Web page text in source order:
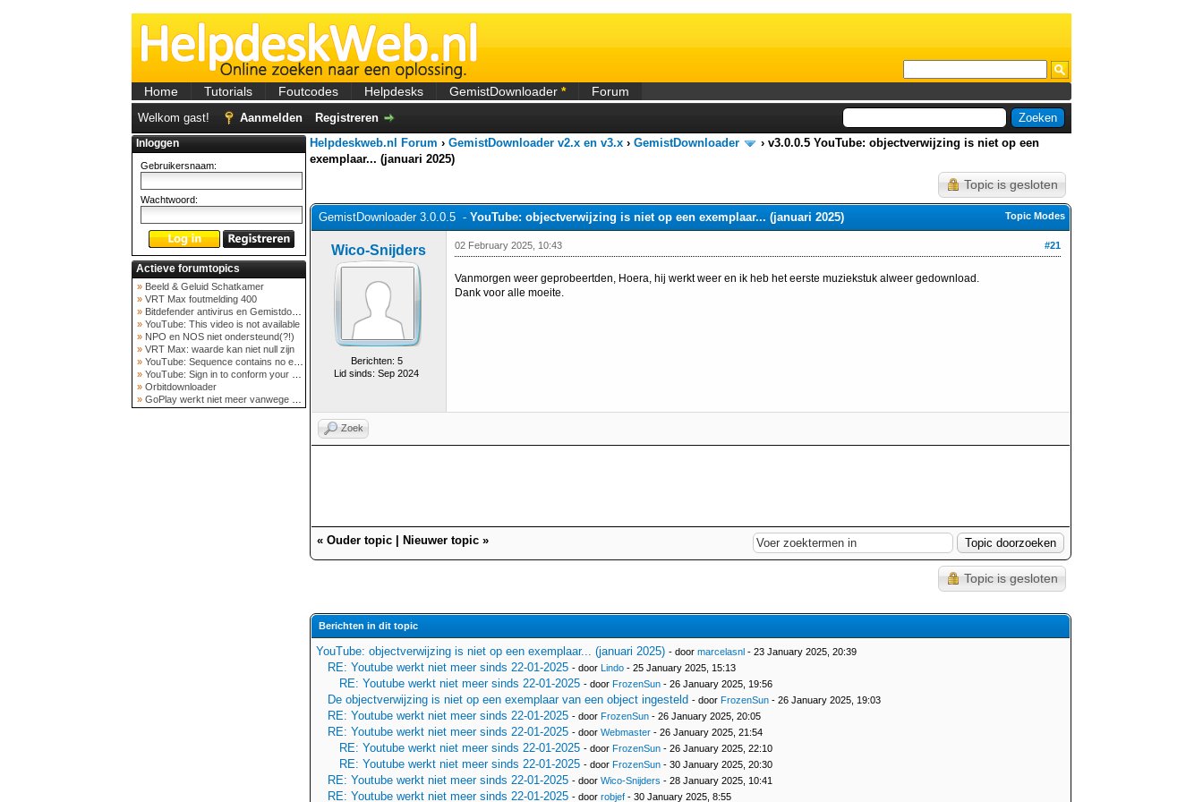
Home Tutorials Foutcodes Helpdesks GemistDownloader * Forum
Welkom gast! Aanmelden Registreren
Inloggen
Gebruikersnaam:
Wachtwoord:
Actieve forumtopics
» Beeld & Geluid Schatkamer
» VRT Max foutmelding 400
» Bitdefender antivirus en Gemistdowloader
» YouTube: This video is not available
» NPO en NOS niet ondersteund(?!)
» VRT Max: waarde kan niet null zijn
» YouTube: Sequence contains no elements
» YouTube: Sign in to conform your not a bot
» Orbitdownloader
» GoPlay werkt niet meer vanwege nieuwe webadres
Helpdeskweb.nl Forum › GemistDownloader v2.x en v3.x › GemistDownloader › v3.0.0.5 YouTube: objectverwijzing is niet op een
exemplaar... (januari 2025)
Topic is gesloten
Topic Modes
GemistDownloader 3.0.0.5 - YouTube: objectverwijzing is niet op een exemplaar... (januari 2025)
Wico-Snijders
Berichten: 5
Lid sinds: Sep 2024
#21
02 February 2025, 10:43
Vanmorgen weer geprobeertden, Hoera, hij werkt weer en ik heb het eerste muziekstuk alweer gedownload.
Dank voor alle moeite.
Zoek
« Ouder topic Nieuwer topic »
Topic is gesloten
Berichten in dit topic
YouTube: objectverwijzing is niet op een exemplaar... (januari 2025) - door marcelasnl - 23 January 2025, 20:39
RE: Youtube werkt niet meer sinds 22-01-2025 - door Lindo - 25 January 2025, 15:13
RE: Youtube werkt niet meer sinds 22-01-2025 - door FrozenSun - 26 January 2025, 19:56
De objectverwijzing is niet op een exemplaar van een object ingesteld - door FrozenSun - 26 January 2025, 19:03
RE: Youtube werkt niet meer sinds 22-01-2025 - door FrozenSun - 26 January 2025, 20:05
RE: Youtube werkt niet meer sinds 22-01-2025 - door Webmaster - 26 January 2025, 21:54
RE: Youtube werkt niet meer sinds 22-01-2025 - door FrozenSun - 26 January 2025, 22:10
RE: Youtube werkt niet meer sinds 22-01-2025 - door FrozenSun - 30 January 2025, 20:30
RE: Youtube werkt niet meer sinds 22-01-2025 - door Wico-Snijders - 28 January 2025, 10:41
RE: Youtube werkt niet meer sinds 22-01-2025 - door robjef - 30 January 2025, 8:55